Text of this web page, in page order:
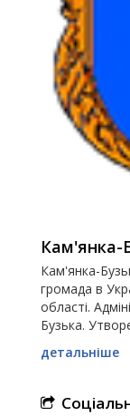
Кам'янка-
Кам'янка-
громада в
області.
Бузька.
детальніше